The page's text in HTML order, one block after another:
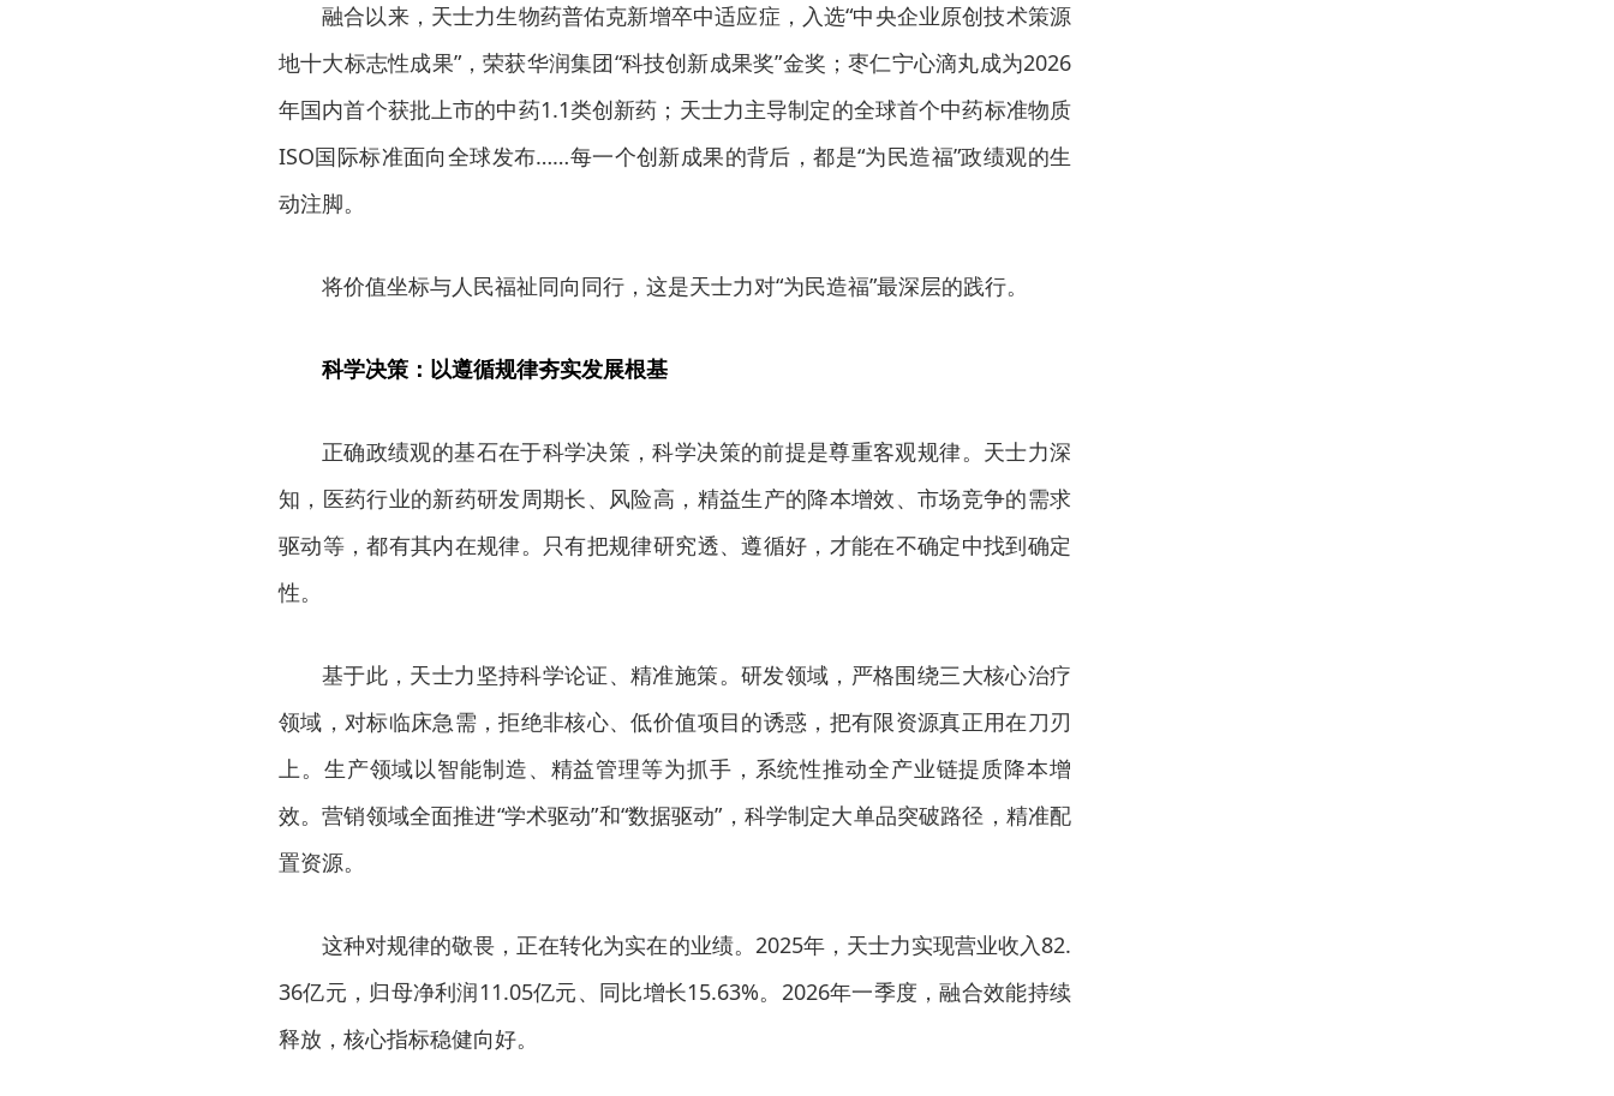
融合以来，天士力生物药普佑克新增卒中适应症，入选“中央企业原创技术策源
地十大标志性成果”，荣获华润集团“科技创新成果奖”金奖；枣仁宁心滴丸成为2026
年国内首个获批上市的中药1.1类创新药；天士力主导制定的全球首个中药标准物质
ISO国际标准面向全球发布……每一个创新成果的背后，都是“为民造福”政绩观的生
动注脚。
将价值坐标与人民福祉同向同行，这是天士力对“为民造福”最深层的践行。
科学决策：以遵循规律夯实发展根基
正确政绩观的基石在于科学决策，科学决策的前提是尊重客观规律。天士力深
知，医药行业的新药研发周期长、风险高，精益生产的降本增效、市场竞争的需求
驱动等，都有其内在规律。只有把规律研究透、遵循好，才能在不确定中找到确定
性。
基于此，天士力坚持科学论证、精准施策。研发领域，严格围绕三大核心治疗
领域，对标临床急需，拒绝非核心、低价值项目的诱惑，把有限资源真正用在刀刃
上。生产领域以智能制造、精益管理等为抓手，系统性推动全产业链提质降本增
效。营销领域全面推进“学术驱动”和“数据驱动”，科学制定大单品突破路径，精准配
置资源。
这种对规律的敬畏，正在转化为实在的业绩。2025年，天士力实现营业收入82.
36亿元，归母净利润11.05亿元、同比增长15.63%。2026年一季度，融合效能持续
释放，核心指标稳健向好。